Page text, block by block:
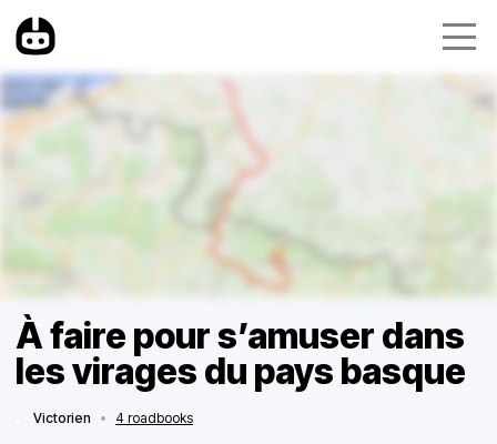
À faire pour s’amuser dans
les virages du pays basque
Victorien • 4 roadbooks